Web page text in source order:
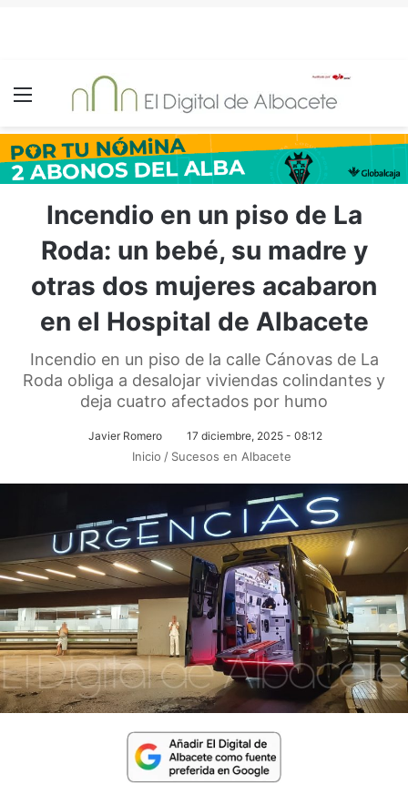
Menú
Incendio en un piso de La
Roda: un bebé, su madre y
otras dos mujeres acabaron
en el Hospital de Albacete
Incendio en un piso de la calle Cánovas de La
Roda obliga a desalojar viviendas colindantes y
deja cuatro afectados por humo
Javier Romero 17 diciembre, 2025 - 08:12
Inicio / Sucesos en Albacete